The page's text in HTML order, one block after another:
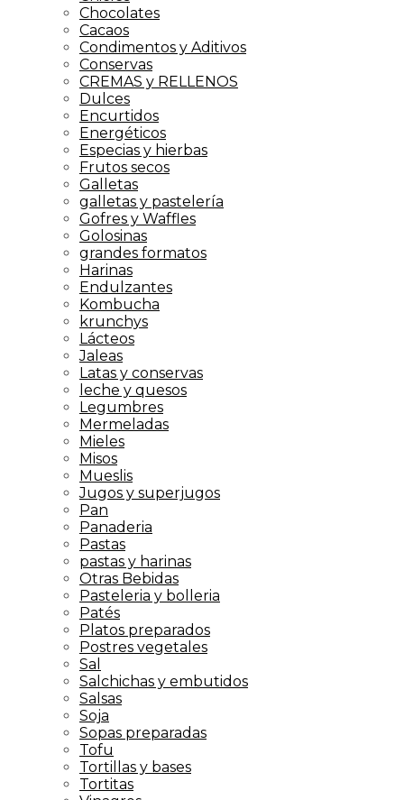
Chocolates
Cacaos
Condimentos y Aditivos
Conservas
CREMAS y RELLENOS
Dulces
Encurtidos
Energéticos
Especias y hierbas
Frutos secos
Galletas
galletas y pastelería
Gofres y Waffles
Golosinas
grandes formatos
Harinas
Endulzantes
Kombucha
krunchys
Lácteos
Jaleas
Latas y conservas
leche y quesos
Legumbres
Mermeladas
Mieles
Misos
Mueslis
Jugos y superjugos
Pan
Panaderia
Pastas
pastas y harinas
Otras Bebidas
Pasteleria y bolleria
Patés
Platos preparados
Postres vegetales
Sal
Salchichas y embutidos
Salsas
Soja
Sopas preparadas
Tofu
Tortillas y bases
Tortitas